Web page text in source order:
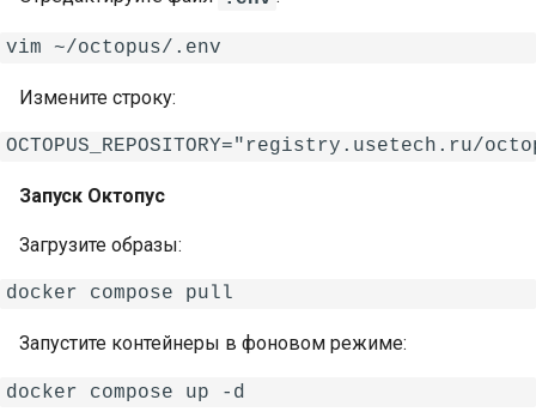
Измените строку:
Запуск Октопус
Загрузите образы:
Запустите контейнеры в фоновом режиме: